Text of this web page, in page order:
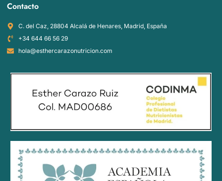
Contacto
C. del Caz, 28804 Alcalá de Henares, Madrid, España
+34 644 66 56 29
hola@esthercarazonutricion.com